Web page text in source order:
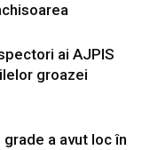
ai AJPIS
groazei
a avut loc în